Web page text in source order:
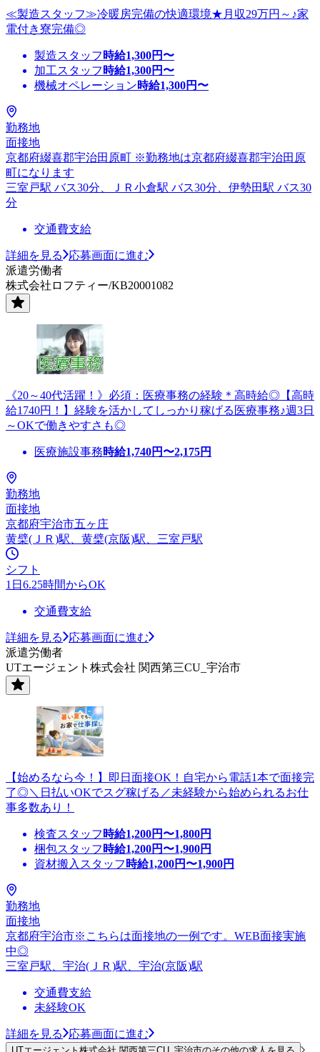
≪製造スタッフ≫冷暖房完備の快適環境★月収29万円～♪家
電付き寮完備◎
製造スタッフ 時給1,300円〜
加工スタッフ 時給1,300円〜
機械オペレーション時給1,300円〜
勤務地
面接地
京都府綴喜郡宇治田原町 ※勤務地は京都府綴喜郡宇治田原
町になります
三室戸駅 バス30分、ＪＲ小倉駅 バス30分、伊勢田駅 バス30
分
交通費支給
詳細を見る
応募画面に進む
派遣労働者
株式会社ロフティー/KB20001082
《20～40代活躍！》必須：医療事務の経験＊高時給◎【高時
給1740円！】経験を活かしてしっかり稼げる医療事務♪週3日
～OKで働きやすさも◎
医療施設事務時給1,740円〜2,175円
勤務地
面接地
京都府宇治市五ヶ庄
黄檗(ＪＲ)駅、黄檗(京阪)駅、三室戸駅
シフト
1日6.25時間からOK
交通費支給
詳細を見る
応募画面に進む
派遣労働者
UTエージェント株式会社 関西第三CU_宇治市
【始めるなら今！】即日面接OK！自宅から電話1本で面接完
了◎＼日払いOKでスグ稼げる／未経験から始められるお仕
事多数あり！
検査スタッフ 時給1,200円〜1,800円
梱包スタッフ 時給1,200円〜1,900円
資材搬入スタッフ 時給1,200円〜1,900円
勤務地
面接地
京都府宇治市※こちらは面接地の一例です。WEB面接実施
中◎
三室戸駅、宇治(ＪＲ)駅、宇治(京阪)駅
交通費支給
未経験OK
詳細を見る 応募画面に進む